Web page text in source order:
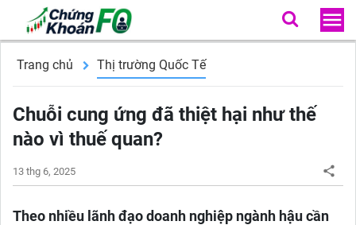
Trang chủ Thị trường Quốc Tế
Chuỗi cung ứng đã thiệt hại như thế
nào vì thuế quan?
13 thg 6, 2025
Theo nhiều lãnh đạo doanh nghiệp ngành hậu cần